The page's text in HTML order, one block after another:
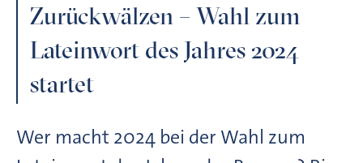
Zurückwälzen – Wahl zum
Lateinwort des Jahres 2024
startet
Wer macht 2024 bei der Wahl zum